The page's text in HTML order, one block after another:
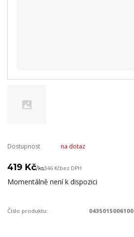
Dostupnost na dotaz
419 Kč/ks346 Kčbez DPH
Momentálně není k dispozici
Číslo produktu: 0435015006100